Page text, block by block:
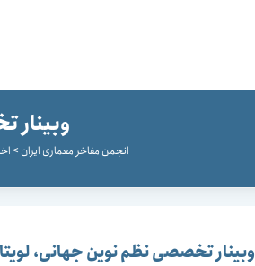
انجمن مفاخر معماری ایران >
وبینار تخصصی نظم نوین جهانی،